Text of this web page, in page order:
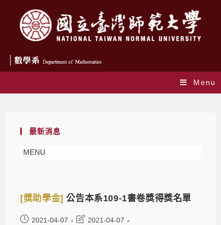
Menu
最新消息
MENU
[獎助學金]公告本系109-1書卷獎得獎名單
2021-04-07
2021-04-07